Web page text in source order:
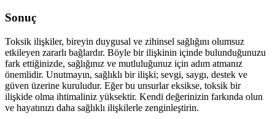
Sonuç
Toksik ilişkiler, bireyin duygusal ve zihinsel sağlığını olumsuz
etkileyen zararlı bağlardır. Böyle bir ilişkinin içinde bulunduğunuzu
fark ettiğinizde, sağlığınız ve mutluluğunuz için adım atmanız
önemlidir. Unutmayın, sağlıklı bir ilişki; sevgi, saygı, destek ve
güven üzerine kuruludur. Eğer bu unsurlar eksikse, toksik bir
ilişkide olma ihtimaliniz yüksektir. Kendi değerinizin farkında olun
ve hayatınızı daha sağlıklı ilişkilerle zenginleştirin.